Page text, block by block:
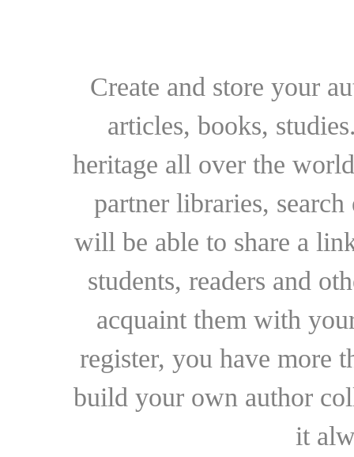
Create and store your
articles, books,
heritage all over the
partner libraries,
will be able to share a
students, readers and
acquaint them with
register, you have more
build your own author
it